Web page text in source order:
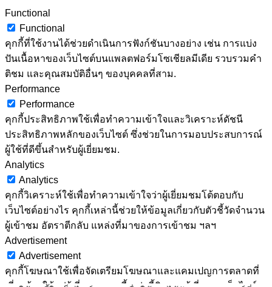
Functional
Functional
คุกกี้ที่ใช้งานได้ช่วยดำเนินการฟังก์ชันบางอย่าง เช่น การแบ่ง
ปันเนื้อหาของเว็บไซต์บนแพลตฟอร์มโซเชียลมีเดีย รวบรวมคำ
ติชม และคุณสมบัติอื่นๆ ของบุคคลที่สาม.
Performance
Performance
คุกกี้ประสิทธิภาพใช้เพื่อทำความเข้าใจและวิเคราะห์ดัชนี
ประสิทธิภาพหลักของเว็บไซต์ ซึ่งช่วยในการมอบประสบการณ์
ผู้ใช้ที่ดีขึ้นสำหรับผู้เยี่ยมชม.
Analytics
Analytics
คุกกี้วิเคราะห์ใช้เพื่อทำความเข้าใจว่าผู้เยี่ยมชมโต้ตอบกับ
เว็บไซต์อย่างไร คุกกี้เหล่านี้ช่วยให้ข้อมูลเกี่ยวกับตัวชี้วัดจำนวน
ผู้เข้าชม อัตราตีกลับ แหล่งที่มาของการเข้าชม ฯลฯ
Advertisement
Advertisement
คุกกี้โฆษณาใช้เพื่อจัดเตรียมโฆษณาและแคมเปญการตลาดที่